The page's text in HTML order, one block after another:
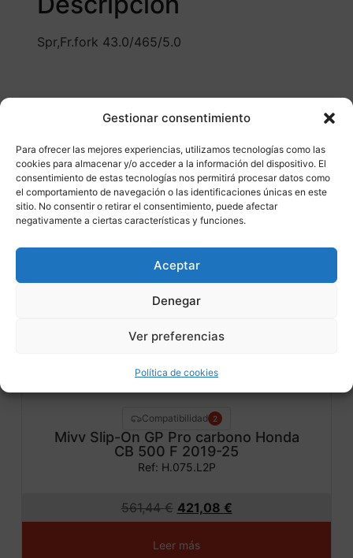
Gestionar consentimiento
Para ofrecer las mejores experiencias, utilizamos tecnologías como las
cookies para almacenar y/o acceder a la información del dispositivo. El
consentimiento de estas tecnologías nos permitirá procesar datos como
el comportamiento de navegación o las identificaciones únicas en este
sitio. No consentir o retirar el consentimiento, puede afectar
negativamente a ciertas características y funciones.
Aceptar
Denegar
Ver preferencias
Política de cookies
Spr,Fr.fork 43.0/465/5.0
Otros productos
CONSULTAR DISPONIBILIDAD
Compatibilidad 2
Mivv Slip-On GP Pro carbono Honda
CB 500 F 2019-25
Ref: H.075.L2P
561,44€ 421,08 €
Leer más